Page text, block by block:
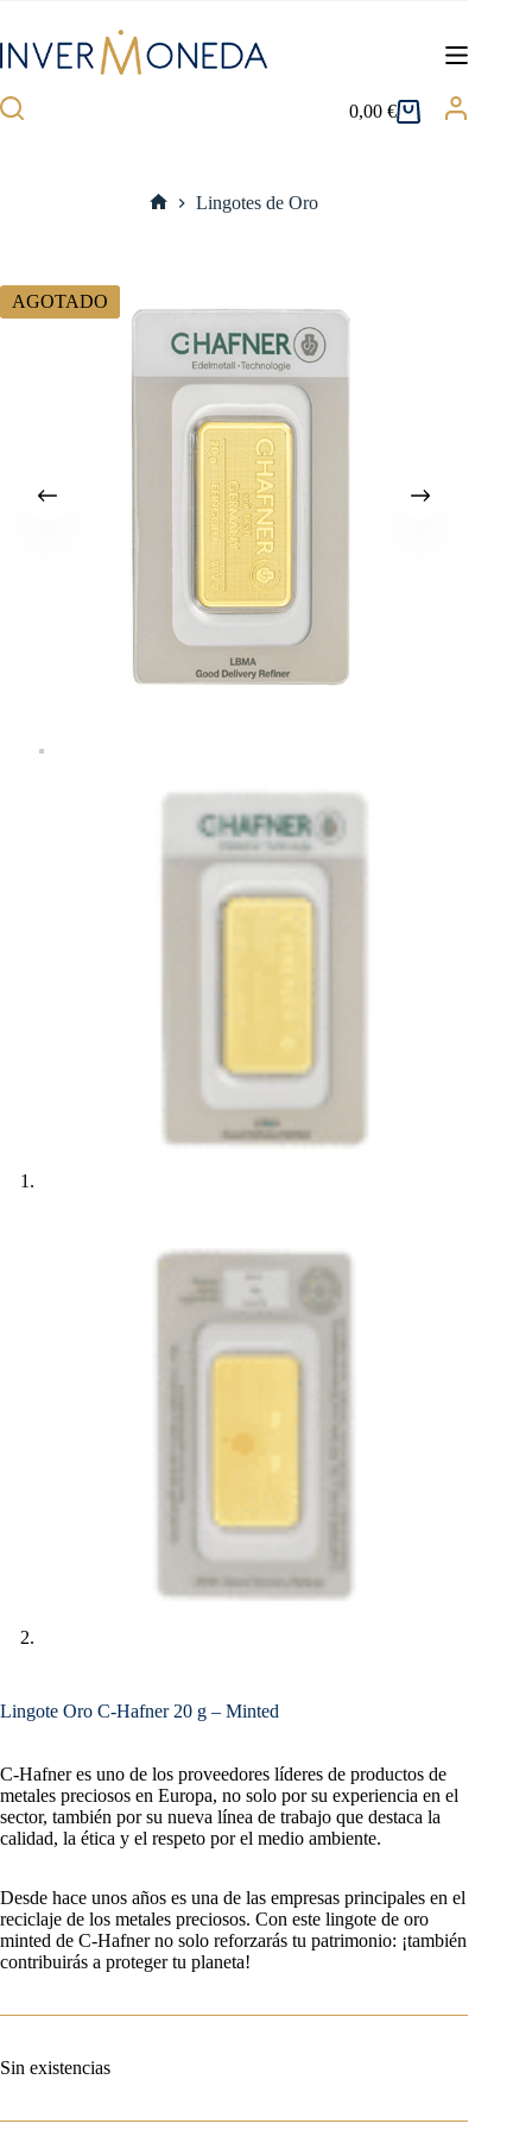
contenido
Carro
0,00€
Lingotes de Oro
AGOTADO
Lingote Oro C-Hafner 20 g – Minted
C-Hafner es uno de los proveedores líderes de productos de
metales preciosos en Europa, no solo por su experiencia en el
sector, también por su nueva línea de trabajo que destaca la
calidad, la ética y el respeto por el medio ambiente.
Desde hace unos años es una de las empresas principales en el
reciclaje de los metales preciosos. Con este lingote de oro
minted de C-Hafner no solo reforzarás tu patrimonio: ¡también
contribuirás a proteger tu planeta!
Sin existencias